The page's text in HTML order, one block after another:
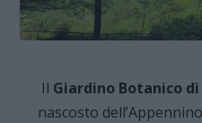
Il Giardino Botanico
nascosto